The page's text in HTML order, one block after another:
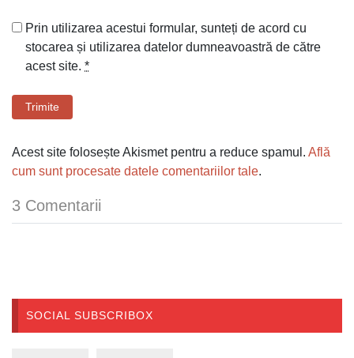
Prin utilizarea acestui formular, sunteți de acord cu
stocarea și utilizarea datelor dumneavoastră de către
acest site. *
Trimite
Acest site folosește Akismet pentru a reduce spamul. Află
cum sunt procesate datele comentariilor tale.
3 Comentarii
SOCIAL SUBSCRIBOX